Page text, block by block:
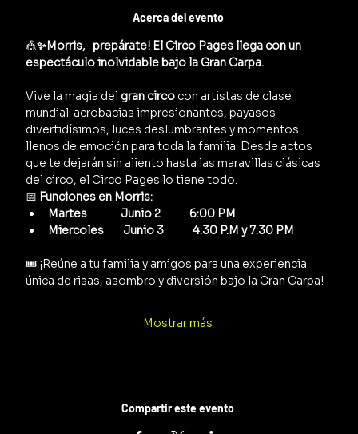
Acerca del evento
🎪✨Morris,   prepárate! El Circo Pages llega con un
espectáculo inolvidable bajo la Gran Carpa.
Vive la magia del gran circo con artistas de clase
mundial: acrobacias impresionantes, payasos
divertidísimos, luces deslumbrantes y momentos
llenos de emoción para toda la familia. Desde actos
que te dejarán sin aliento hasta las maravillas clásicas
del circo, el Circo Pages lo tiene todo.
📅 Funciones en Morris:
Martes              Junio 2            6:00 PM
Miercoles        Junio 3            4:30 P.M y 7:30 PM
🎟️ ¡Reúne a tu familia y amigos para una experiencia
única de risas, asombro y diversión bajo la Gran Carpa!
Mostrar más
Compartir este evento